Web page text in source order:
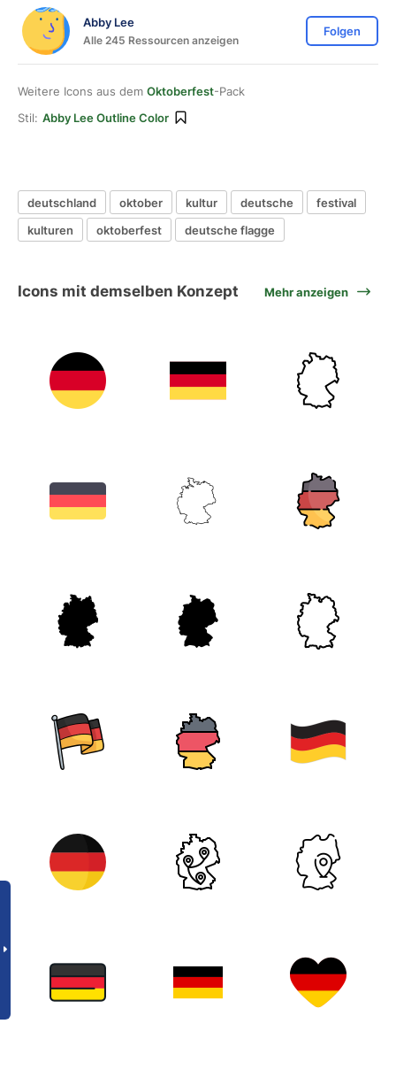
Abby Lee
Alle 245 Ressourcen anzeigen
Folgen
Weitere Icons aus dem Oktoberfest-Pack
Stil: Abby Lee Outline Color
deutschland oktober kultur deutsche
festival
kulturen
oktoberfest deutsche flagge
Icons mit demselben Konzept Mehr anzeigen